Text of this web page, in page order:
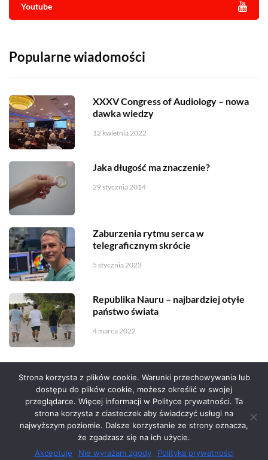
Youtube
Popularne wiadomości
XXXV Congress of Audiology – nowa
dawka wiedzy
12 kwietnia 2022
Jaka długość ma znaczenie?
29 stycznia 2014
Zaburzenia rytmu serca w
telegraficznym skrócie
5 stycznia 2023
Republika Nauru – najbardziej otyłe
państwo świata
4 marca 2022
Serwis zaprojektował Grzegorz Sztank .
Strona korzysta z plików cookie. Warunki przechowywania lub
dostępu do plików cookie, możesz określić w swojej
przeglądarce. Więcej informacji w Polityce prywatności. Ta
strona korzysta z ciasteczek aby świadczyć usługi na
najwyższym poziomie. Dalsze korzystanie ze strony oznacza,
że zgadzasz się na ich użycie.
Akceptuję
Nie wyrażam zgody Polityka prywatności